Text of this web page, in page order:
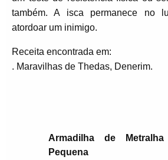
também. A isca permanece no
atordoar um inimigo.
Receita encontrada em:
. Maravilhas de Thedas, Denerim.
Armadilha de Metralha
Pequena